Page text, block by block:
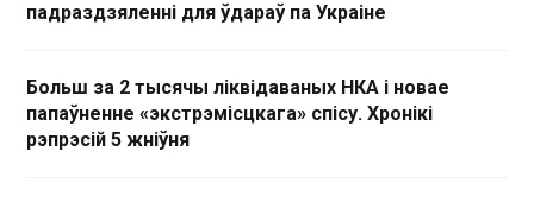
падраздзяленні для ўдараў па Украіне
Больш за 2 тысячы ліквідаваных НКА і новае
папаўненне «экстрэмісцкага» спісу. Хронікі
рэпрэсій 5 жніўня